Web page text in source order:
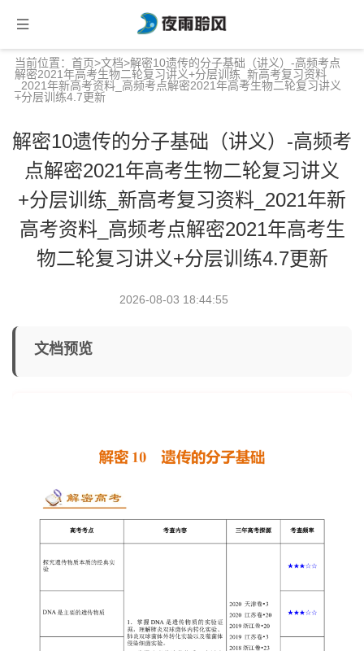
当前位置： 首页>文档>解密10遗传的分子基础（讲义）-高频考点
解密2021年高考生物二轮复习讲义+分层训练_新高考复习资料
_2021年新高考资料_高频考点解密2021年高考生物二轮复习讲义
+分层训练4.7更新
解密10遗传的分子基础（讲义）-高频考
点解密2021年高考生物二轮复习讲义
+分层训练_新高考复习资料_2021年新
高考资料_高频考点解密2021年高考生
物二轮复习讲义+分层训练4.7更新
2026-08-03 18:44:55
文档预览